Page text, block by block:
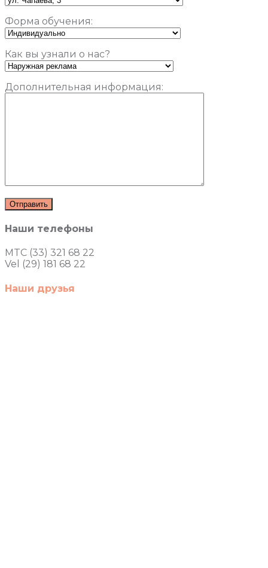
Форма обучения:
Как вы узнали о нас?
Дополнительная информация:
Наши телефоны
MTC (33) 321 68 22
Vel (29) 181 68 22
Наши друзья